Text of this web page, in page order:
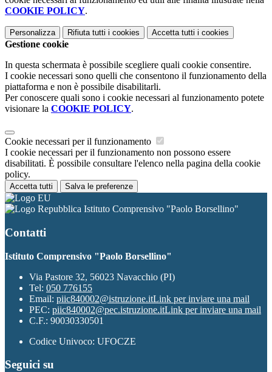
COOKIE POLICY.
Personalizza Rifiuta tutti i cookies Accetta tutti i cookies
Gestione cookie
In questa schermata è possibile scegliere quali cookie consentire.
I cookie necessari sono quelli che consentono il funzionamento della
piattaforma e non è possibile disabilitarli.
Per conoscere quali sono i cookie necessari al funzionamento potete
visionare la COOKIE POLICY.
Cookie necessari per il funzionamento
I cookie necessari per il funzionamento non possono essere
disabilitati. È possibile consultare l'elenco nella pagina della cookie
policy.
Accetta tutti Salva le preferenze
Istituto Comprensivo "Paolo Borsellino"
Contatti
Istituto Comprensivo "Paolo Borsellino"
Via Pastore 32, 56023 Navacchio (PI)
Tel: 050 776155
Email: piic840002@istruzione.itLink per inviare una mail
PEC: piic840002@pec.istruzione.itLink per inviare una mail
C.F.: 90030330501
Codice Univoco: UFOCZE
Seguici su